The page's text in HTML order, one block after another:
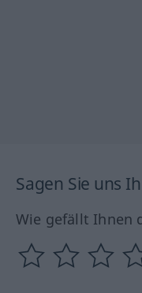
Sagen Sie uns
Wie gefällt Ihnen